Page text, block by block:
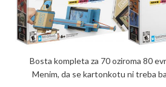
Bosta kompleta za 70 oziroma 80
Menim, da se kartonkotu ni treba